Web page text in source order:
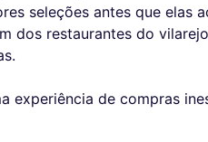
seleções antes que elas
dos restaurantes do
experiência de compras